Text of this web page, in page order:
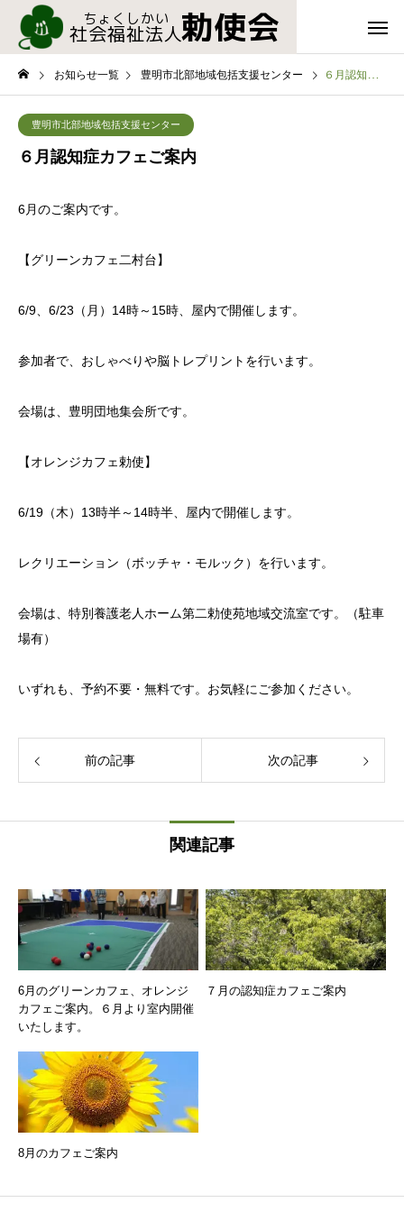
お知らせ一覧 豊明市北部地域包括支援センター ６月認知症カフェご案内
豊明市北部地域包括支援センター
６月認知症カフェご案内
6月のご案内です。
【グリーンカフェ二村台】
6/9、6/23（月）14時～15時、屋内で開催します。
参加者で、おしゃべりや脳トレプリントを行います。
会場は、豊明団地集会所です。
【オレンジカフェ勅使】
6/19（木）13時半～14時半、屋内で開催します。
レクリエーション（ボッチャ・モルック）を行います。
会場は、特別養護老人ホーム第二勅使苑地域交流室です。（駐車
場有）
いずれも、予約不要・無料です。お気軽にご参加ください。
前の記事 次の記事
関連記事
6月のグリーンカフェ、オレンジ
カフェご案内。６月より室内開催
いたします。
７月の認知症カフェご案内
8月のカフェご案内